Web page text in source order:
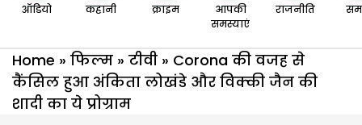
ऑडियो कहानी क्राइम
आपकी
समस्याएं
राजनीति
Home » फिल्म » टीवी » Corona की वजह से
कैंसिल हुआ अंकिता लोखंडे और विक्की जैन की
शादी का ये प्रोग्राम